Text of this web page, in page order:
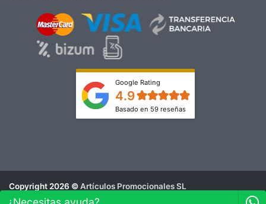
Google Rating
4.9
Basado en 59 reseñas
Copyright 2026 ©Artículos Promocionales SL
Aviso Legal